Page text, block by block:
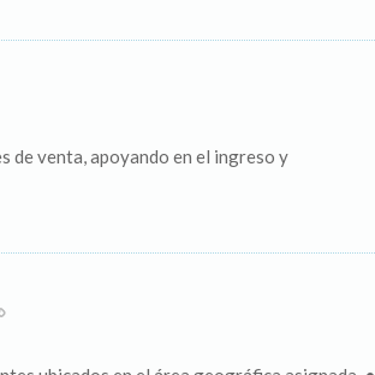
de venta, apoyando en el ingreso y